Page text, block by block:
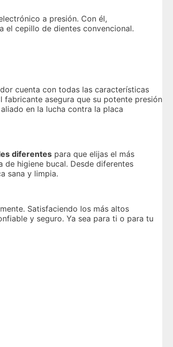
a presión. Con él,
el cepillo de dientes convencional.
cuenta con todas las características
fabricante asegura que su potente presión
en la lucha contra la placa
diferentes para que elijas el más
higiene bucal. Desde diferentes
sana y limpia.
Satisfaciendo los más altos
y seguro. Ya sea para ti o para tu